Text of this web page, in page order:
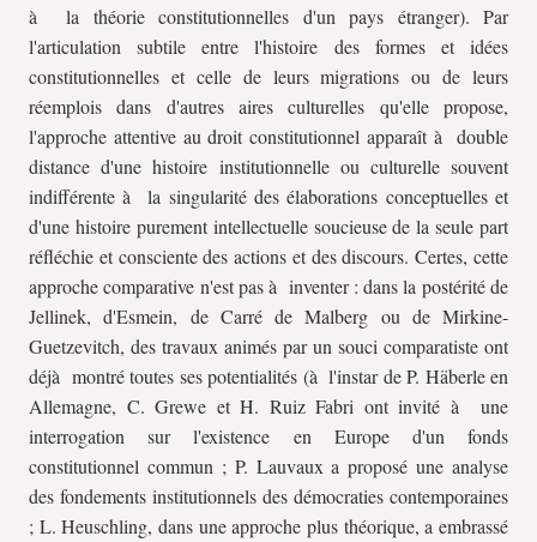
à la théorie constitutionnelles d'un pays étranger). Par
l'articulation subtile entre l'histoire des formes et idées
constitutionnelles et celle de leurs migrations ou de leurs
réemplois dans d'autres aires culturelles qu'elle propose,
l'approche attentive au droit constitutionnel apparaît à double
distance d'une histoire institutionnelle ou culturelle souvent
indifférente à la singularité des élaborations conceptuelles et
d'une histoire purement intellectuelle soucieuse de la seule part
réfléchie et consciente des actions et des discours. Certes, cette
approche comparative n'est pas à inventer : dans la postérité de
Jellinek, d'Esmein, de Carré de Malberg ou de Mirkine-
Guetzevitch, des travaux animés par un souci comparatiste ont
déjà montré toutes ses potentialités (à l'instar de P. Häberle en
Allemagne, C. Grewe et H. Ruiz Fabri ont invité à une
interrogation sur l'existence en Europe d'un fonds
constitutionnel commun ; P. Lauvaux a proposé une analyse
des fondements institutionnels des démocraties contemporaines
; L. Heuschling, dans une approche plus théorique, a embrassé